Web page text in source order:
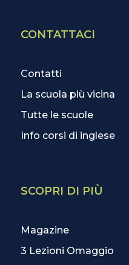
CONTATTACI
Contatti
La scuola più vicina
Tutte le scuole
Info corsi di inglese
SCOPRI DI PIÙ
Magazine
3 Lezioni Omaggio